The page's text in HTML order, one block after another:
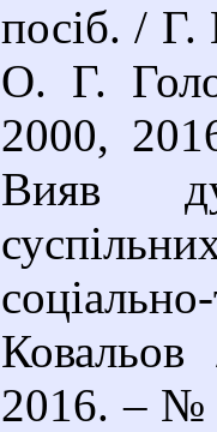
посіб. / Г.
О. Г.
2000,
Вияв
2016. – №